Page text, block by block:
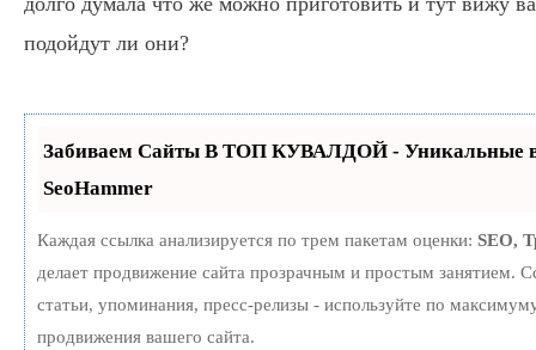
подойдут ли они?
Забиваем Сайты В ТОП КУВАЛДОЙ - Уникальные
SeoHammer
Каждая ссылка анализируется по трем пакетам оценки: SEO,
делает продвижение сайта прозрачным и простым занятием.
статьи, упоминания, пресс-релизы - используйте по
продвижения вашего сайта.